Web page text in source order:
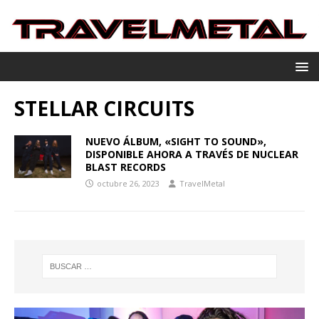
STELLAR CIRCUITS
NUEVO ÁLBUM, «SIGHT TO SOUND»,
DISPONIBLE AHORA A TRAVÉS DE NUCLEAR
BLAST RECORDS
octubre 26, 2023 TravelMetal